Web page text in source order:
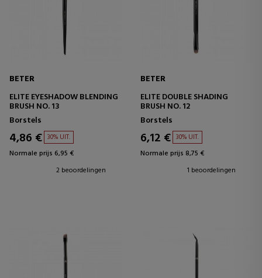
BETER
ELITE EYESHADOW BLENDING
BRUSH NO. 13
Borstels
4,86 € 30% UIT.
Normale prijs 6,95 €
2 beoordelingen
BETER
ELITE DOUBLE SHADING
BRUSH NO. 12
Borstels
6,12 € 30% UIT.
Normale prijs 8,75 €
1 beoordelingen